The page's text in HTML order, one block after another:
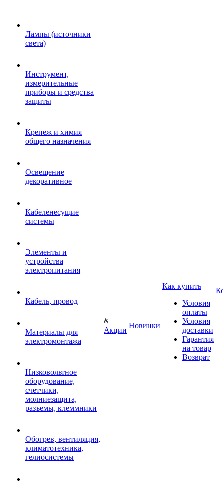
Лампы (источники
света)
Инструмент,
измерительные
приборы и средства
защиты
Крепеж и химия
общего назначения
Освещение
декоративное
Кабеленесущие
системы
Элементы и
устройства
электропитания
Кабель, провод
Материалы для
электромонтажа
Низковольтное
оборудование,
счетчики,
молниезащита,
разъемы, клеммники
Обогрев, вентиляция,
климатотехника,
гелиосистемы
Акции
Новинки
Как купить
Условия
оплаты
Условия
доставки
Гарантия
на товар
Возврат